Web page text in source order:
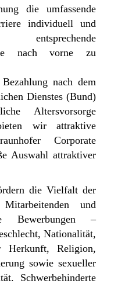
die umfassende
individuell und
nach vorne zu
nach dem
Dienstes (Bund)
Altersvorsorge
wir attraktive
Corporate
Auswahl attraktiver
die Vielfalt der
und
Bewerbungen –
Nationalität,
Herkunft, Religion,
sowie sexueller
Schwerbehinderte